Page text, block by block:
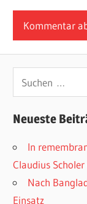
nach:
Neueste
In
Claudius Scholer
Nach
Einsatz